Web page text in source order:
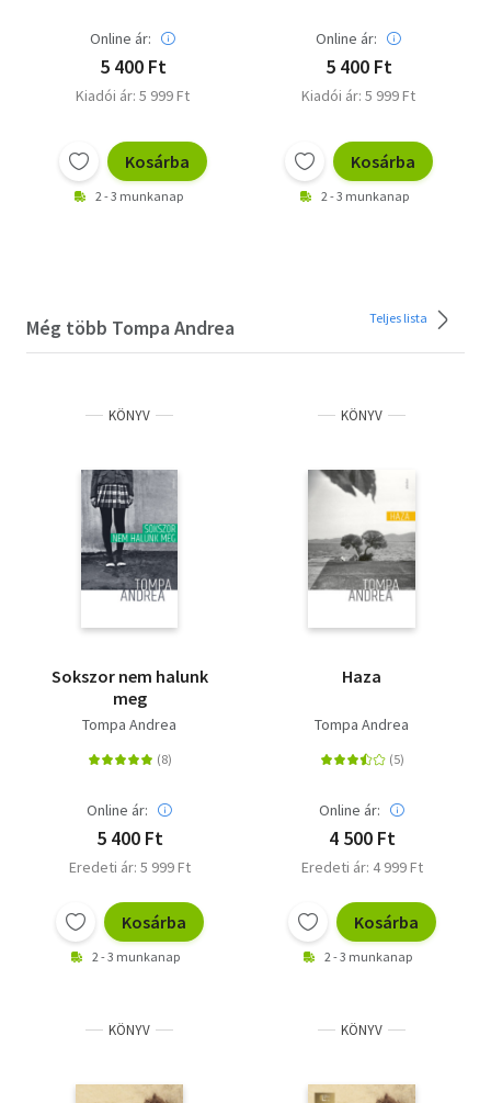
Online ár:
5 400 Ft
Kiadói ár: 5 999 Ft
Kosárba
2 - 3 munkanap
Online ár:
5 400 Ft
Kiadói ár: 5 999 Ft
Kosárba
2 - 3 munkanap
Még több Tompa Andrea Teljes lista
KÖNYV
Sokszor nem halunk
meg
Tompa Andrea
Online ár:
5 400 Ft
Eredeti ár: 5 999 Ft
Kosárba
2 - 3 munkanap
KÖNYV
Haza
Tompa Andrea
Online ár:
4 500 Ft
Eredeti ár: 4 999 Ft
Kosárba
2 - 3 munkanap
KÖNYV KÖNYV